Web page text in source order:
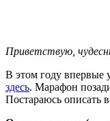
Приветствую,
В этом году впервые
здесь. Марафон
Постараюсь описать